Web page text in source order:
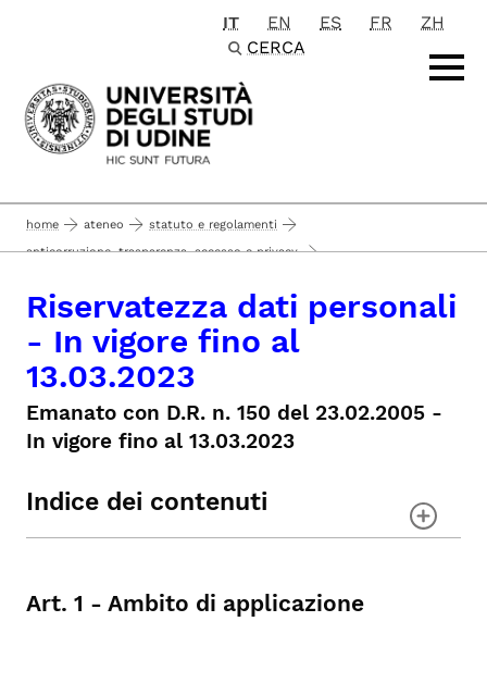
Passa al contenuto principale
IT EN ES FR
ZH
CERCA
home ateneo
statuto e regolamenti
anticorruzione, trasparenza, accesso e privacy
Riservatezza dati personali
- In vigore fino al
13.03.2023
Emanato con D.R. n. 150 del 23.02.2005 -
In vigore fino al 13.03.2023
Indice dei contenuti
Art. 3 - Circolazione dei dati
Art. 1 - Ambito di applicazione